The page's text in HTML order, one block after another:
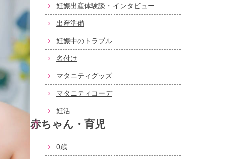
妊娠出産体験談・インタビュー
出産準備
妊娠中のトラブル
名付け
マタニティグッズ
マタニティコーデ
妊活
赤ちゃん・育児
0歳